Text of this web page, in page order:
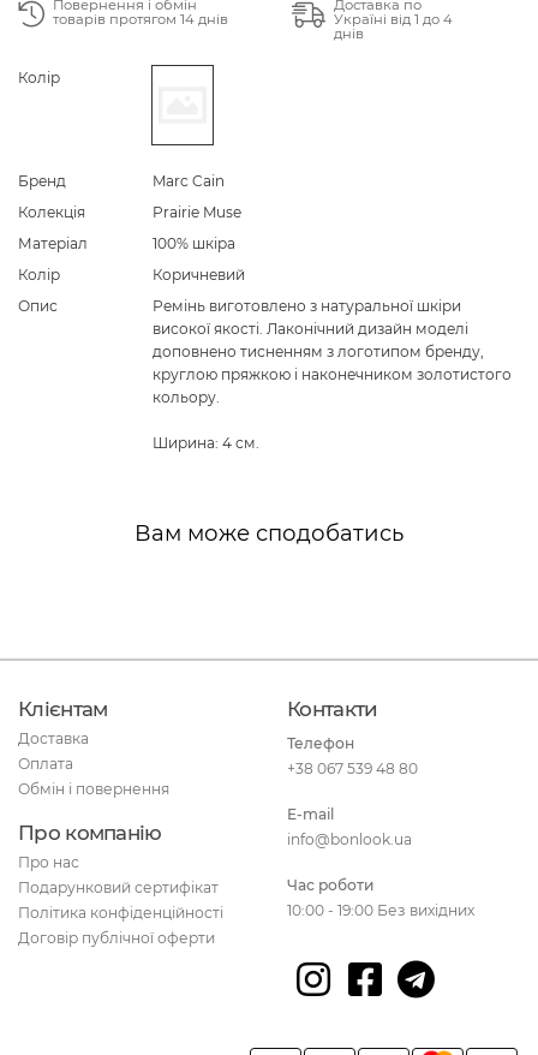
Повернення і обмін
товарів протягом 14 днів
Доставка по
Україні від 1 до 4
днів
Колір
Бренд
Marc Cain
Колекція
Prairie Muse
Матеріал
100% шкіра
Колір
Коричневий
Опис
Ремінь виготовлено з натуральної шкіри
високої якості. Лаконічний дизайн моделі
доповнено тисненням з логотипом бренду,
круглою пряжкою і наконечником золотистого
кольору.
Ширина: 4 см.
Вам може сподобатись
Клієнтам
Доставка
Оплата
Обмін і повернення
Про компанію
Про нас
Подарунковий сертифікат
Політика конфіденційності
Договір публічної оферти
Контакти
Телефон
+38 067 539 48 80
E-mail
info@bonlook.ua
Час роботи
10:00 - 19:00 Без вихідних